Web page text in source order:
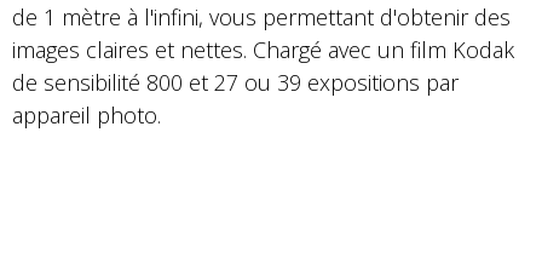
de 1 mètre à l'infini, vous permettant d'obtenir des
images claires et nettes. Chargé avec un film Kodak
de sensibilité 800 et 27 ou 39 expositions par
appareil photo.